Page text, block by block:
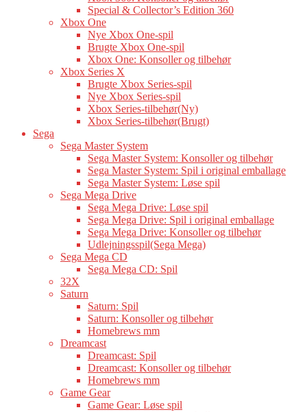
Special & Collector’s Edition 360
Xbox One
Nye Xbox One-spil
Brugte Xbox One-spil
Xbox One: Konsoller og tilbehør
Xbox Series X
Brugte Xbox Series-spil
Nye Xbox Series-spil
Xbox Series-tilbehør(Ny)
Xbox Series-tilbehør(Brugt)
Sega
Sega Master System
Sega Master System: Konsoller og tilbehør
Sega Master System: Spil i original emballage
Sega Master System: Løse spil
Sega Mega Drive
Sega Mega Drive: Løse spil
Sega Mega Drive: Spil i original emballage
Sega Mega Drive: Konsoller og tilbehør
Udlejningsspil(Sega Mega)
Sega Mega CD
Sega Mega CD: Spil
32X
Saturn
Saturn: Spil
Saturn: Konsoller og tilbehør
Homebrews mm
Dreamcast
Dreamcast: Spil
Dreamcast: Konsoller og tilbehør
Homebrews mm
Game Gear
Game Gear: Løse spil